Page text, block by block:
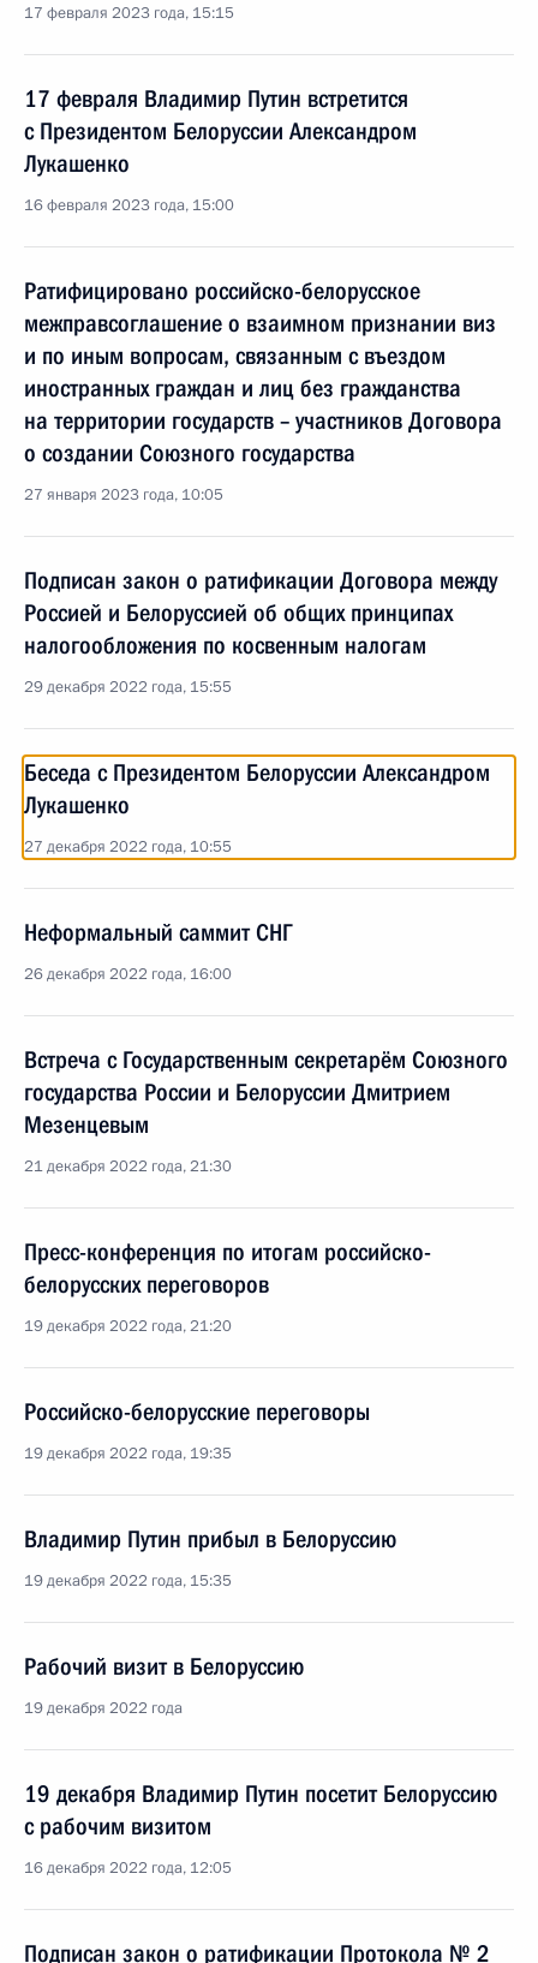
17 февраля 2023 года, 15:15
17 февраля Владимир Путин встретится
с Президентом Белоруссии Александром
Лукашенко
16 февраля 2023 года, 15:00
Ратифицировано российско-белорусское
межправсоглашение о взаимном признании виз
и по иным вопросам, связанным с въездом
иностранных граждан и лиц без гражданства
на территории государств – участников Договора
о создании Союзного государства
27 января 2023 года, 10:05
Подписан закон о ратификации Договора между
Россией и Белоруссией об общих принципах
налогообложения по косвенным налогам
29 декабря 2022 года, 15:55
Беседа с Президентом Белоруссии Александром
Лукашенко
27 декабря 2022 года, 10:55
Неформальный саммит СНГ
26 декабря 2022 года, 16:00
Встреча с Государственным секретарём Союзного
государства России и Белоруссии Дмитрием
Мезенцевым
21 декабря 2022 года, 21:30
Пресс-конференция по итогам российско-
белорусских переговоров
19 декабря 2022 года, 21:20
Российско-белорусские переговоры
19 декабря 2022 года, 19:35
Владимир Путин прибыл в Белоруссию
19 декабря 2022 года, 15:35
Рабочий визит в Белоруссию
19 декабря 2022 года
19 декабря Владимир Путин посетит Белоруссию
с рабочим визитом
16 декабря 2022 года, 12:05
Подписан закон о ратификации Протокола № 2